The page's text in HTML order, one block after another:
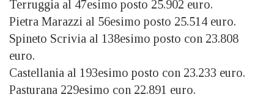
Terruggia al 47esimo posto 25.902 euro.
Pietra Marazzi al 56esimo posto 25.514 euro.
Spineto Scrivia al 138esimo posto con 23.808
euro.
Castellania al 193esimo posto con 23.233 euro.
Pasturana 229esimo con 22.891 euro.